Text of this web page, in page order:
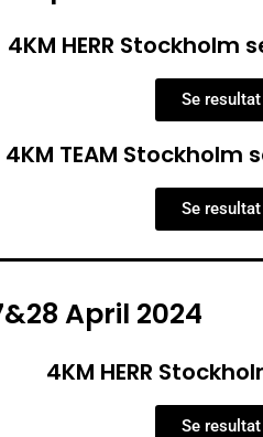
4KM HERR Stockholm
Se resultat
4KM TEAM Stockholm
Se resultat
April 2024
4KM HERR
Se resultat